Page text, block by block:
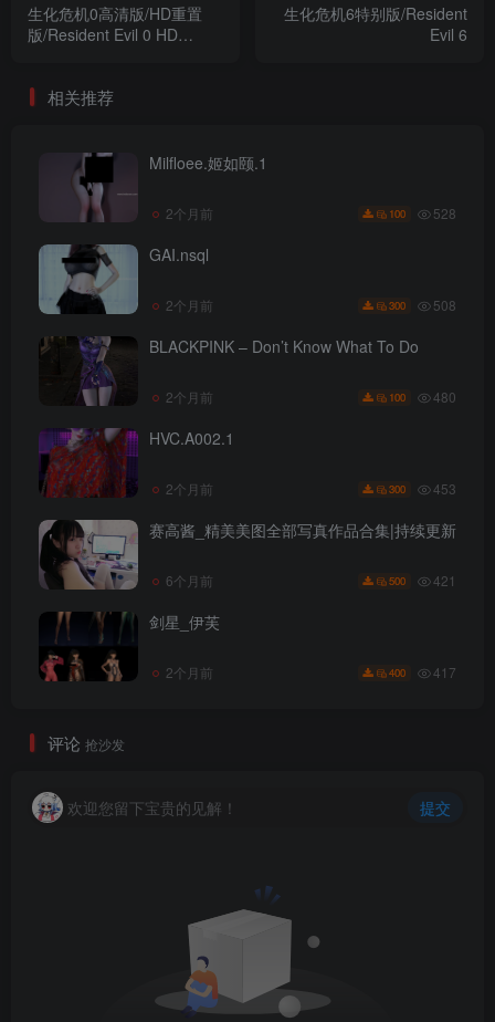
生化危机0高清版/HD重置
版/Resident Evil 0 HD
生化危机6特别版/Resident
Evil 6
相关推荐
Milfloee.姬如颐.1
2个月前 100 528
GAI.nsql
2个月前 300 508
BLACKPINK – Don’t Know What To Do
2个月前 100 480
HVC.A002.1
2个月前 300 453
赛高酱_精美美图全部写真作品合集|持续更新
6个月前 500 421
剑星_伊芙
2个月前 400 417
评论 抢沙发
欢迎您留下宝贵的见解！ 提交